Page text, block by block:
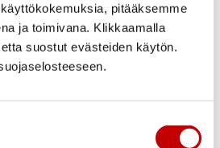
pitääksemme
ja toimivana. Klikkaamalla
suostut evästeiden käytön.
pitkä kokemus ja historia